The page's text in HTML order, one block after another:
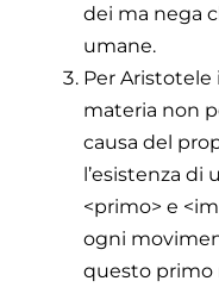
dei ma nega
umane.
Per Aristotele
materia non
causa del
l’esistenza
<primo> e
ogni
questo primo